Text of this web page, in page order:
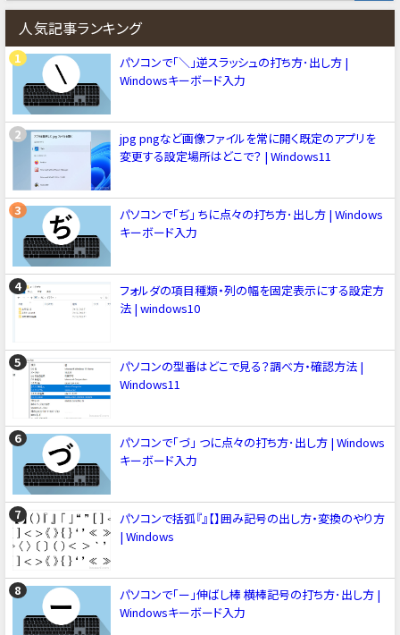
人気記事ランキング
パソコンで「＼」逆スラッシュの打ち方･出し方 |
Windowsキーボード入力
jpg pngなど画像ファイルを常に開く既定のアプリを
変更する設定場所はどこで？ | Windows11
パソコンで「ぢ」 ちに点々の打ち方･出し方 | Windows
キーボード入力
フォルダの項目種類・列の幅を固定表示にする設定方
法 | windows10
パソコンの型番はどこで見る？調べ方・確認方法 |
Windows11
パソコンで「づ」 つに点々の打ち方･出し方 | Windows
キーボード入力
パソコンで括弧『』【】囲み記号の出し方・変換のやり方
| Windows
パソコンで「ー」伸ばし棒 横棒記号の打ち方･出し方 |
Windowsキーボード入力